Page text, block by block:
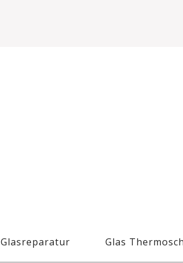
Glasreparatur Glas